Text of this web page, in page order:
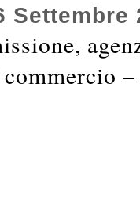
Settembre